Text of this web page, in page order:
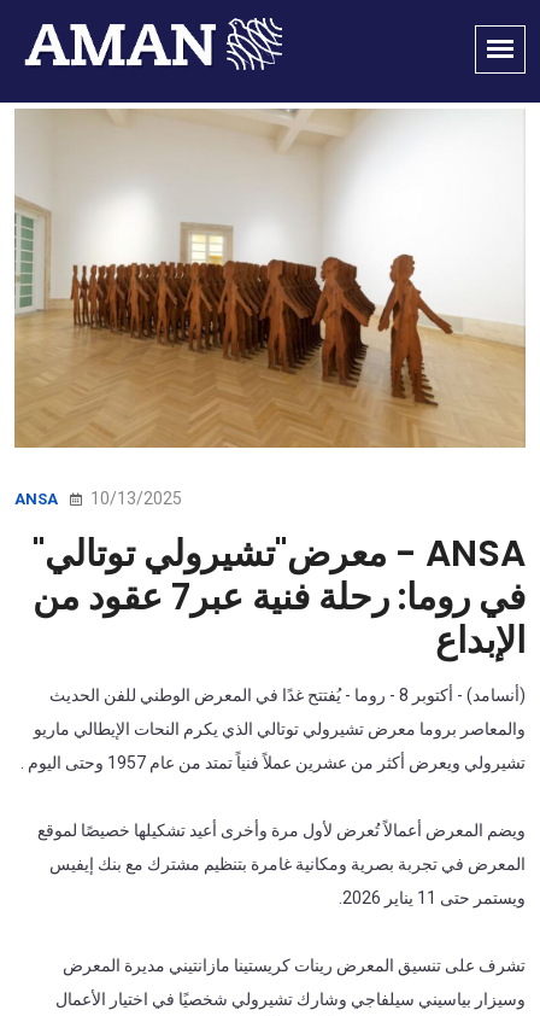
ANSA 10/13/2025
ANSA - معرض"تشيرولي توتالي"
في روما: رحلة فنية عبر7 عقود من
الإبداع
(أنسامد) - أكتوبر 8 - روما - يُفتتح غدًا في المعرض الوطني للفن الحديث
والمعاصر بروما معرض تشيرولي توتالي الذي يكرم النحات الإيطالي ماريو
تشيرولي ويعرض أكثر من عشرين عملاً فنياً تمتد من عام 1957 وحتى اليوم .
ويضم المعرض أعمالاً تُعرض لأول مرة وأخرى أعيد تشكيلها خصيصًا لموقع
المعرض في تجربة بصرية ومكانية غامرة بتنظيم مشترك مع بنك إيفيس
ويستمر حتى 11 يناير 2026.
تشرف على تنسيق المعرض رينات كريستينا مازانتيني مديرة المعرض
وسيزار بياسيني سيلفاجي وشارك تشيرولي شخصيًا في اختيار الأعمال